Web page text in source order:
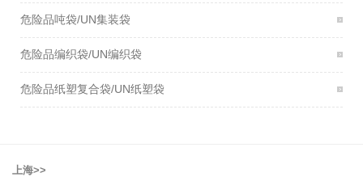
危险品吨袋/UN集装袋
危险品编织袋/UN编织袋
危险品纸塑复合袋/UN纸塑袋
上海>>